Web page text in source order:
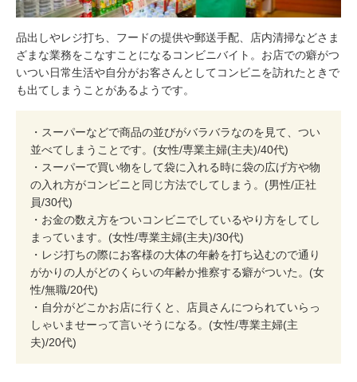
品出しやレジ打ち、フードの提供や郵送手配、店内清掃などさま
ざまな業務をこなすことになるコンビニバイト。お店での癖がつ
いつい日常生活や自分がお客さんとしてコンビニを訪れたときで
も出てしまうことがあるようです。
・スーパーなどで商品の並びがバラバラなのを見て、つい
並べてしまうことです。(女性/専業主婦(主夫)/40代)
・スーパーで買い物をして袋に入れる時に袋の広げ方や物
の入れ方がコンビニと同じ方法でしてしまう。(男性/正社
員/30代)
・お金の数え方をついコンビニでしているやり方をしてし
まっています。(女性/専業主婦(主夫)/30代)
・レジ打ちの際にお客様の大体の年齢を打ち込むので通り
がかりの人がどのくらいの年齢か推察する癖がついた。(女
性/無職/20代)
・自分がどこかお店に行くと、店員さんにつられていらっ
しゃいませーって言いそうになる。(女性/専業主婦(主
夫)/20代)